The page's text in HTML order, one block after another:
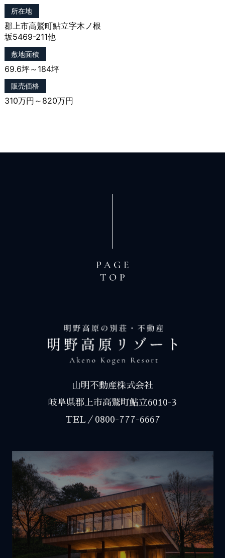
ユーザーは，当社の保有する自己の個人情報が誤った
情報である場合には，当社が定める手続きにより，当
社に対して個人情報の訂正または削除を請求すること
ができます。
当社は，ユーザーから前項の請求を受けてその請求に
応じる必要があると判断した場合には，遅滞なく，当
該個人情報の訂正または削除を行い，これをユーザー
に通知します。
第７条（個人情報の利用停止等）
により取得されたものであるという理由により，その
行い，その旨本人に通知します。ただし，個人情報の
第８条（プライバシーポリシーの変更）
力を生じるものとします。
第９条（お問合せ窓口）
本ポリシーに関するお問合せは，下記の窓口までお願
山明不動産株式会社
所在地
郡上市高鷲町鮎立字木ノ根
坂5469-211他
敷地面積
69.6坪～184坪
販売価格
310万円～820万円
山明不動産株式会社
岐阜県郡上市高鷲町鮎立6010-3
TEL／ 0800-777-6667